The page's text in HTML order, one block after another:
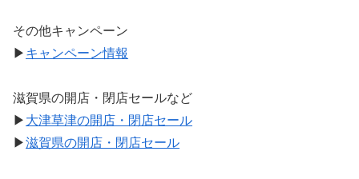
その他キャンペーン
▶ キャンペーン情報
滋賀県の開店・閉店セールなど
▶ 大津草津の開店・閉店セール
▶滋賀県の開店・閉店セール